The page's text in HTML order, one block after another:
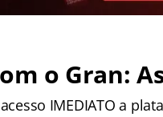
o Gran:
IMEDIATO a